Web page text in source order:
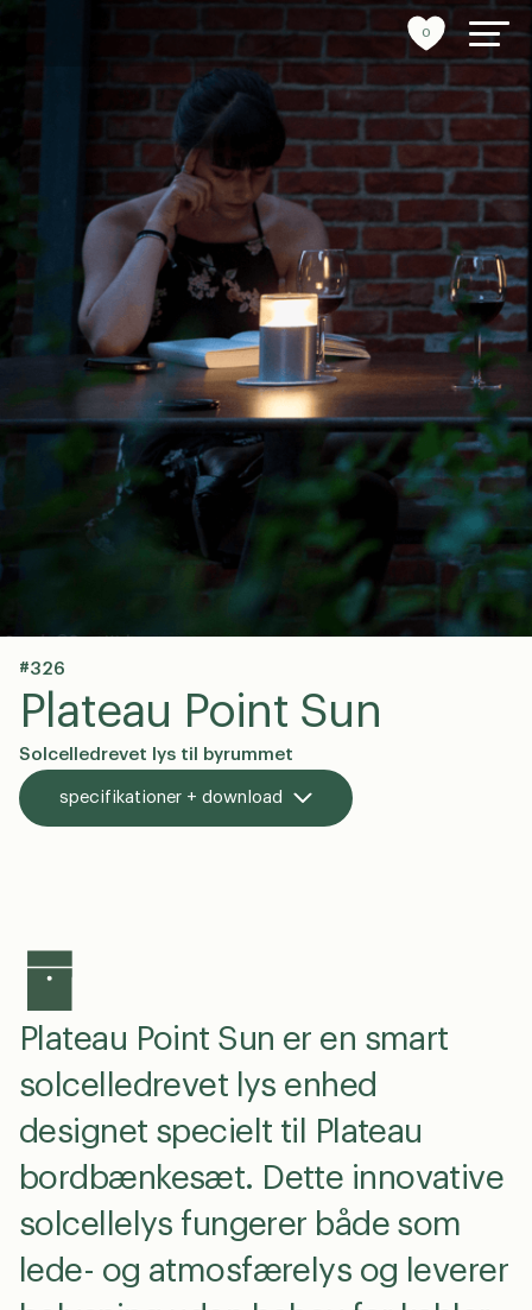
0
byrumsinventar
referencer
bæredygtighed
tools
stories
om os
en
#326
Plateau Point Sun
Solcelledrevet lys til byrummet
specifikationer + download
Plateau Point Sun er en smart
solcelledrevet lys enhed
designet specielt til Plateau
bordbænkesæt. Dette innovative
solcellelys fungerer både som
lede- og atmosfærelys og leverer